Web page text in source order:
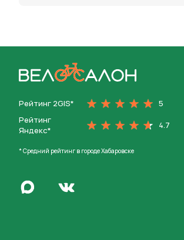
Рейтинг 2GIS*
5
Рейтинг
Яндекс*
4.7
* Средний рейтинг в городе Хабаровске
Написать в MaxПерейти во Вконтакте